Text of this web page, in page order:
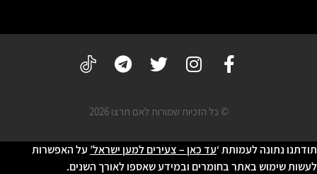
© כל הזכיות שמורות לאם תרצו 2026
תודתנו נתונה לעמותת ‘עד כאן – צעירים למען ישראל’ על האפשרות
לעשות שימוש באתר בחומרים ובמידע שאספו לאורך השנים.